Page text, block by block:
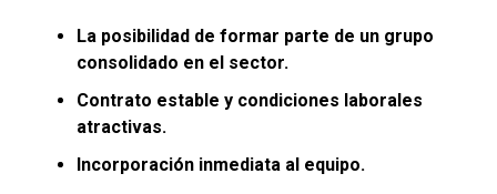
La posibilidad de formar parte de un grupo
consolidado en el sector.
Contrato estable y condiciones laborales
atractivas.
Incorporación inmediata al equipo.